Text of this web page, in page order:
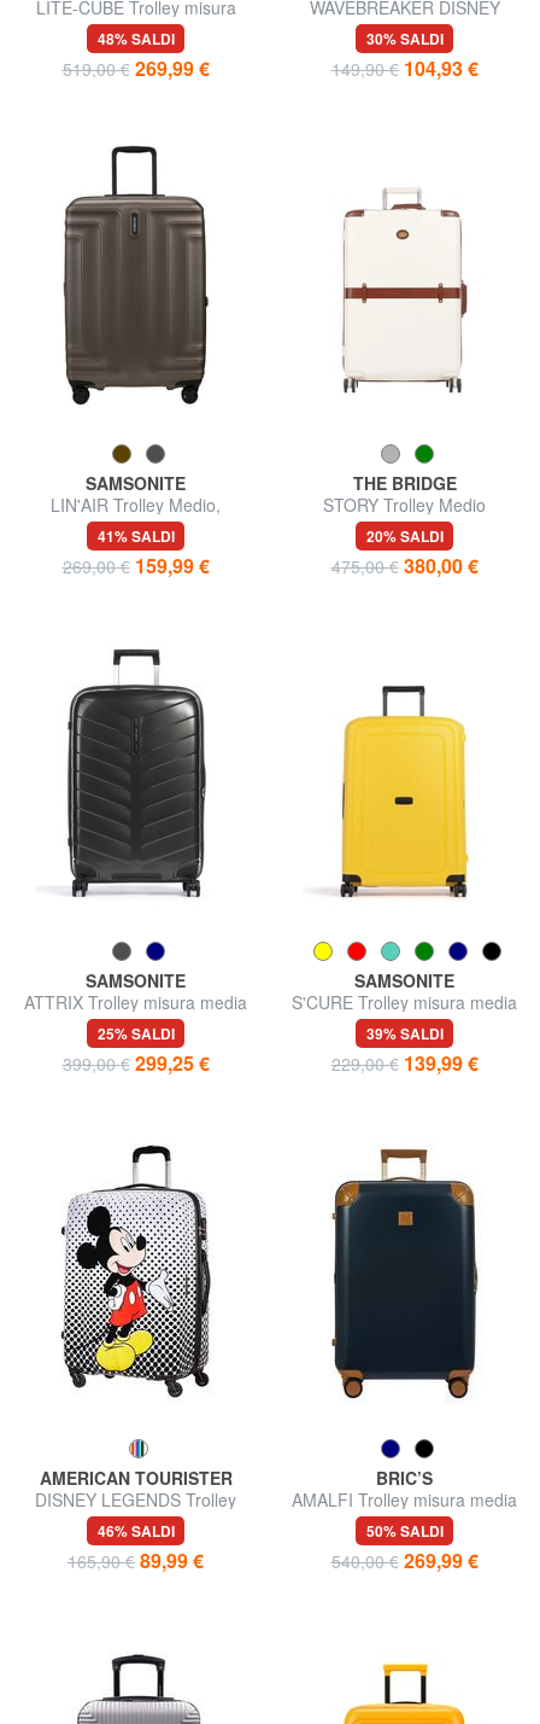
LITE-CUBE Trolley misura
media, ultraleggero
48% SALDI
519,00 € 269,99 €
WAVEBREAKER DISNEY
Trolley Medio
30% SALDI
149,90 € 104,93 €
SAMSONITE
LIN'AIR Trolley Medio,
espandibile
41% SALDI
269,00 € 159,99 €
THE BRIDGE
STORY Trolley Medio
20% SALDI
475,00 € 380,00 €
SAMSONITE
ATTRIX Trolley misura media
25% SALDI
399,00 € 299,25 €
SAMSONITE
S'CURE Trolley misura media
39% SALDI
229,00 € 139,99 €
AMERICAN TOURISTER
DISNEY LEGENDS Trolley
misura media
46% SALDI
165,90 € 89,99 €
BRIC’S
AMALFI Trolley misura media
50% SALDI
540,00 € 269,99 €